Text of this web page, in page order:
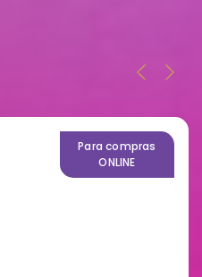
Para compras
ONLINE